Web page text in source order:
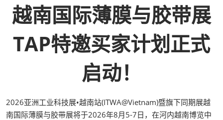
越南国际薄膜与胶带展
TAP特邀买家计划正式
启动！
2026亚洲工业科技展•越南站(ITWA@Vietnam)暨旗下同期展越
南国际薄膜与胶带展将于2026年8月5-7日，在河内越南博览中